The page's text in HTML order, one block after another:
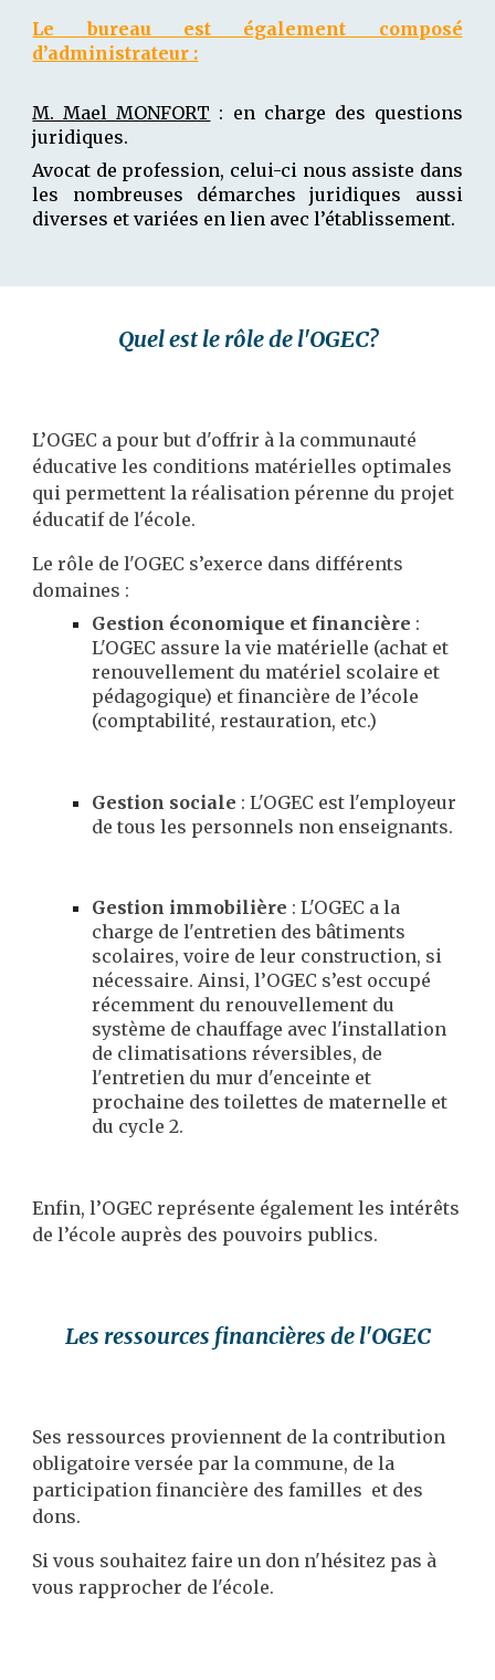
Le bureau est également composé
d’administrateur :
M. Mael MONFORT : en charge des questions
juridiques.
Avocat de profession, celui-ci nous assiste dans
les nombreuses démarches juridiques aussi
diverses et variées en lien avec l’établissement.
Quel est le rôle de l'OGEC?
L’OGEC a pour but d'offrir à la communauté
éducative les conditions matérielles optimales
qui permettent la réalisation pérenne du projet
éducatif de l'école.
Le rôle de l'OGEC s’exerce dans différents
domaines :
Gestion économique et financière :
L'OGEC assure la vie matérielle (achat et
renouvellement du matériel scolaire et
pédagogique) et financière de l’école
(comptabilité, restauration, etc.)
Gestion sociale : L'OGEC est l'employeur
de tous les personnels non enseignants.
Gestion immobilière : L'OGEC a la
charge de l'entretien des bâtiments
scolaires, voire de leur construction, si
nécessaire. Ainsi, l’OGEC s’est occupé
récemment du renouvellement du
système de chauffage avec l'installation
de climatisations réversibles, de
l'entretien du mur d'enceinte et
prochaine des toilettes de maternelle et
du cycle 2.
Enfin, l’OGEC représente également les intérêts
de l’école auprès des pouvoirs publics.
Les ressources financières de l'OGEC
Ses ressources proviennent de la contribution
obligatoire versée par la commune, de la
participation financière des familles et des
dons.
Si vous souhaitez faire un don n'hésitez pas à
vous rapprocher de l'école.